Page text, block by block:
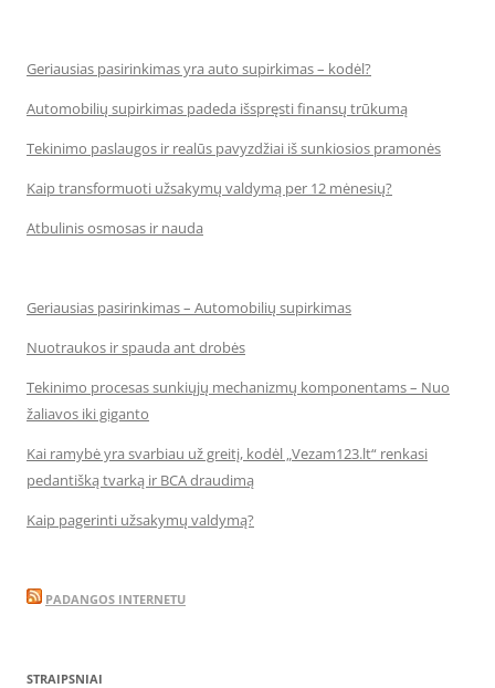
Geriausias pasirinkimas yra auto supirkimas – kodėl?
Automobilių supirkimas padeda išspręsti finansų trūkumą
Tekinimo paslaugos ir realūs pavyzdžiai iš sunkiosios pramonės
Kaip transformuoti užsakymų valdymą per 12 mėnesių?
Atbulinis osmosas ir nauda
Geriausias pasirinkimas – Automobilių supirkimas
Nuotraukos ir spauda ant drobės
Tekinimo procesas sunkiųjų mechanizmų komponentams – Nuo
žaliavos iki giganto
Kai ramybė yra svarbiau už greitį, kodėl „Vezam123.lt“ renkasi
pedantišką tvarką ir BCA draudimą
Kaip pagerinti užsakymų valdymą?
PADANGOS INTERNETU
STRAIPSNIAI